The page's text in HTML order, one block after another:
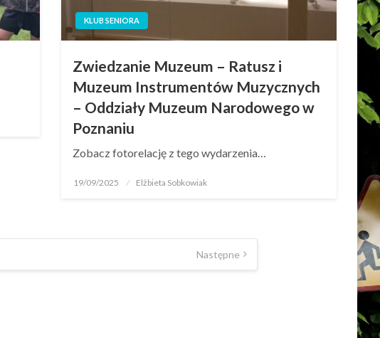
KLUB SENIORA
Zwiedzanie Muzeum – Ratusz i
Muzeum Instrumentów Muzycznych
– Oddziały Muzeum Narodowego w
Poznaniu
Zobacz fotorelację z tego wydarzenia…
19/09/2025 Elżbieta Sobkowiak
Następne